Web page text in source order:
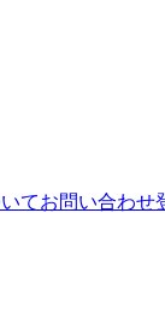
てお問い合わせ